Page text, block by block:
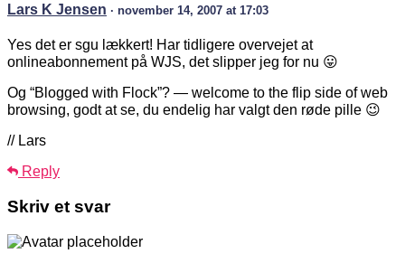
Lars K Jensen · november 14, 2007 at 17:03
Yes det er sgu lækkert! Har tidligere overvejet at
onlineabonnement på WJS, det slipper jeg for nu 😛
Og “Blogged with Flock”? — welcome to the flip side of web
browsing, godt at se, du endelig har valgt den røde pille 😉
// Lars
Reply
Skriv et svar